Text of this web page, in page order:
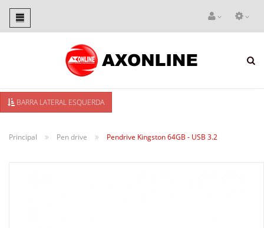
Toggle
navigation
BARRA LATERAL ESQUERDA
Principal Pen drive Pendrive Kingston 64GB - USB 3.2